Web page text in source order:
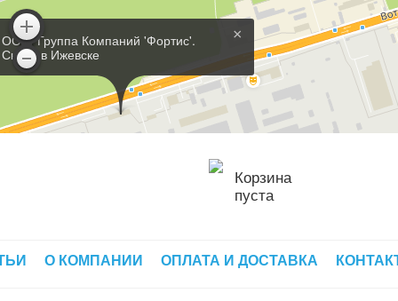
×
ООО 'Группа Компаний 'Фортис'.
Склад в Ижевске
Корзина
пуста
О КОМПАНИИ ОПЛАТА И ДОСТАВКА